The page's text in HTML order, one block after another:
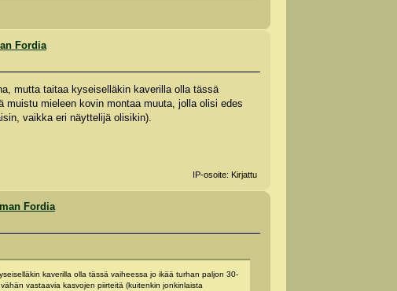
Fordia
mutta taitaa kyseiselläkin kaverilla olla tässä
mieleen kovin montaa muuta, jolla olisi edes
vaikka eri näyttelijä olisikin).
IP-osoite: Kirjattu
Fordia
kaverilla olla tässä vaiheessa jo ikää turhan paljon 30-
vastaavia kasvojen piirteitä (kuitenkin jonkinlaista